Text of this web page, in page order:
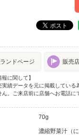
ンドページ 販売
報に関して】
実績データを元に掲載してい
ん。ご来店前に店舗へお電話
70g
濃縮野菜汁（